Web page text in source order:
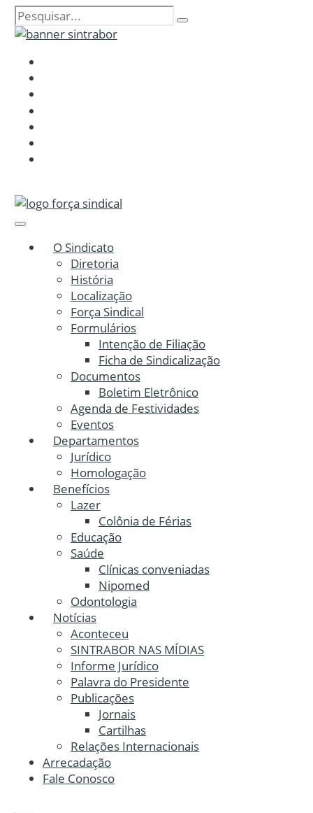
O Sindicato
Diretoria
História
Localização
Força Sindical
Formulários
Intenção de Filiação
Ficha de Sindicalização
Documentos
Boletim Eletrônico
Agenda de Festividades
Eventos
Departamentos
Jurídico
Homologação
Benefícios
Lazer
Colônia de Férias
Educação
Saúde
Clínicas conveniadas
Nipomed
Odontologia
Notícias
Aconteceu
SINTRABOR NAS MÍDIAS
Informe Jurídico
Palavra do Presidente
Publicações
Jornais
Cartilhas
Relações Internacionais
Arrecadação
Fale Conosco